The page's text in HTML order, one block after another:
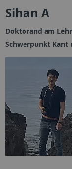
Sihan A
Doktorand am
Schwerpunkt Kant